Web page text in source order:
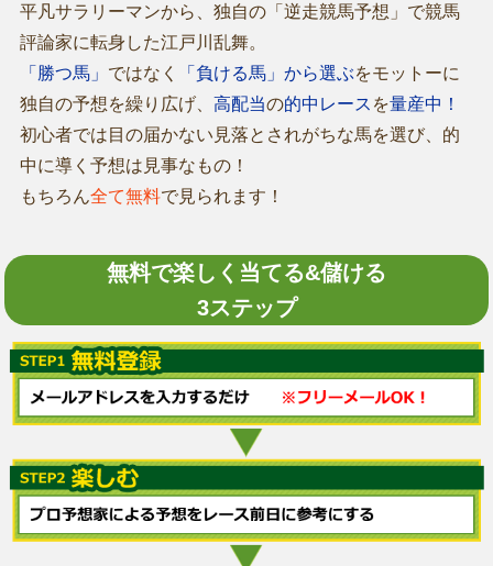
平凡サラリーマンから、独自の「逆走競馬予想」で競馬
評論家に転身した江戸川乱舞。
「勝つ馬」 ではなく 「負ける馬」から選ぶをモットーに
独自の予想を繰り広げ、 高配当の的中レース を量産中！
初心者では目の届かない見落とされがちな馬を選び、的
中に導く予想は見事なもの！
もちろん全て無料で見られます！
無料で楽しく当てる&儲ける
3ステップ